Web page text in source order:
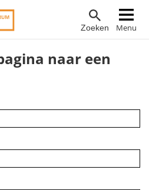
Zoeken Menu
Hoofdnavigatie
naar een